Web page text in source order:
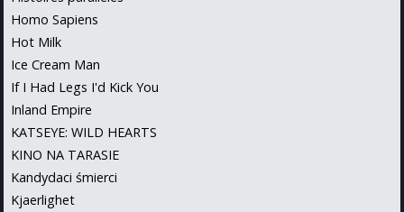
Homo Sapiens
Hot Milk
Ice Cream Man
If I Had Legs I'd Kick You
Inland Empire
KATSEYE: WILD HEARTS
KINO NA TARASIE
Kandydaci śmierci
Kjaerlighet